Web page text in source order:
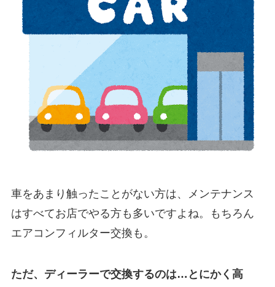
車をあまり触ったことがない方は、メンテナンス
はすべてお店でやる方も多いですよね。もちろん
エアコンフィルター交換も。
ただ、ディーラーで交換するのは…とにかく高